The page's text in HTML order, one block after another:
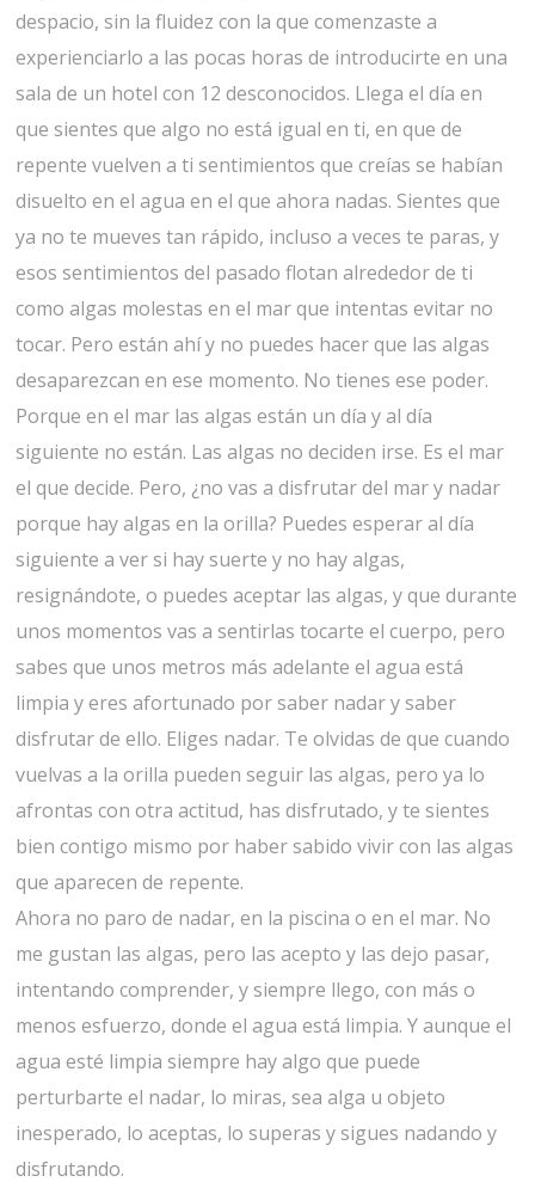
despacio, sin la fluidez con la que comenzaste a
experienciarlo a las pocas horas de introducirte en una
sala de un hotel con 12 desconocidos. Llega el día en
que sientes que algo no está igual en ti, en que de
repente vuelven a ti sentimientos que creías se habían
disuelto en el agua en el que ahora nadas. Sientes que
ya no te mueves tan rápido, incluso a veces te paras, y
esos sentimientos del pasado flotan alrededor de ti
como algas molestas en el mar que intentas evitar no
tocar. Pero están ahí y no puedes hacer que las algas
desaparezcan en ese momento. No tienes ese poder.
Porque en el mar las algas están un día y al día
siguiente no están. Las algas no deciden irse. Es el mar
el que decide. Pero, ¿no vas a disfrutar del mar y nadar
porque hay algas en la orilla? Puedes esperar al día
siguiente a ver si hay suerte y no hay algas,
resignándote, o puedes aceptar las algas, y que durante
unos momentos vas a sentirlas tocarte el cuerpo, pero
sabes que unos metros más adelante el agua está
limpia y eres afortunado por saber nadar y saber
disfrutar de ello. Eliges nadar. Te olvidas de que cuando
vuelvas a la orilla pueden seguir las algas, pero ya lo
afrontas con otra actitud, has disfrutado, y te sientes
bien contigo mismo por haber sabido vivir con las algas
que aparecen de repente.
Ahora no paro de nadar, en la piscina o en el mar. No
me gustan las algas, pero las acepto y las dejo pasar,
intentando comprender, y siempre llego, con más o
menos esfuerzo, donde el agua está limpia. Y aunque el
agua esté limpia siempre hay algo que puede
perturbarte el nadar, lo miras, sea alga u objeto
inesperado, lo aceptas, lo superas y sigues nadando y
disfrutando.